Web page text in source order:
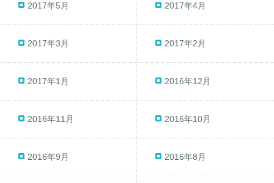
2017年5月 2017年4月
2017年3月 2017年2月
2017年1月 2016年12月
2016年11月 2016年10月
2016年9月 2016年8月